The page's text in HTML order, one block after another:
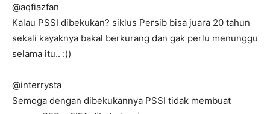
@aqfiazfan
Kalau PSSI dibekukan? siklus Persib bisa juara 20 tahun
sekali kayaknya bakal berkurang dan gak perlu menunggu
selama itu.. :))
@interrysta
Semoga dengan dibekukannya PSSI tidak membuat